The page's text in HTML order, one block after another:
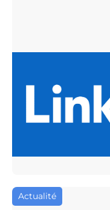
Actualité